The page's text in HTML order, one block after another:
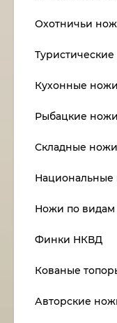
Охотничьи
Кухонные ножи
Рыбацкие ножи
Складные ножи
Ножи по видам
Финки НКВД
Кованые
Авторские